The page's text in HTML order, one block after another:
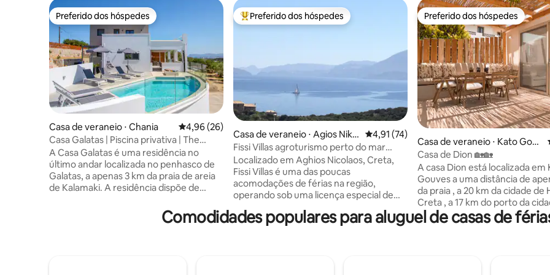
Preferido dos hóspedes
Preferido dos hóspedes
Casa de veraneio ⋅ Chania 4,96 de uma avaliação média de 5, 26 avaliações
4,96 (26)
Casa Galatas | Piscina privativa | The
Wisers Living
A Casa Galatas é uma residência no
último andar localizada no penhasco de
Galatas, a apenas 3 km da praia de areia
de Kalamaki. A residência dispõe de
contemporâneas e uma incrível vista
Entre os melhores preferidos dos hóspedes
Preferido dos hóspedes
Casa de veraneio ⋅ Agios Nikol
aos
4,91 de uma avaliação média de 5, 74
4,91 (74)
Fissi Villas agroturismo perto do mar
(Krini)
Localizado em Aghios Nicolaos, Creta,
Fissi Villas é uma das poucas
acomodações de férias na região,
operando sob uma licença especial de
investimento em uma vida verde e
sustentável. Orgulhoso de ter sido
Preferido dos hóspedes
Preferido dos hóspedes
Casa de veraneio ⋅ Kato Gouv
es
Casa de Dion 🏡🏡
A casa Dion está localizada em
Gouves a uma distância de
da praia , a 20 km da cidade de
Creta , a 17 km do porto da
km do aeroporto. A área
oferece muitas atividades de
precisa para uma estadia de
Comodidades populares para aluguel de casas de